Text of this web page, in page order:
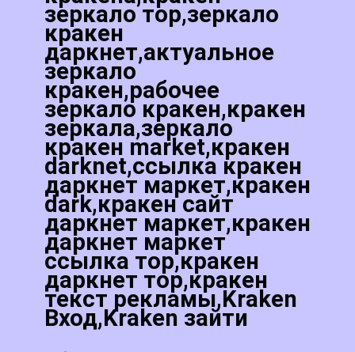
зеркало тор,зеркало
кракен
даркнет,актуальное
зеркало
кракен,рабочее
зеркало кракен,кракен
зеркала,зеркало
кракен market,кракен
darknet,ссылка кракен
даркнет маркет,кракен
dark,кракен сайт
даркнет маркет,кракен
даркнет маркет
ссылка тор,кракен
даркнет тор,кракен
текст рекламы,Kraken
Вход,Kraken зайти